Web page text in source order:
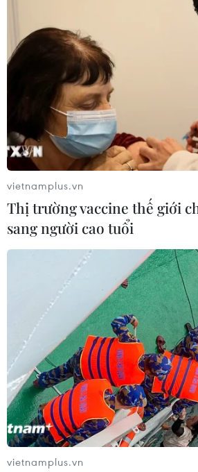
Giáo viên bạo hành: Yếu
thiếu lương tâm nghề
Trường học, nơi đáng ra phải là mái
nhưng lại trở thành nỗi ám ảnh đáng
là mẹ hiền, đã nghĩ ra rất nhiều hình
và tổn thương trẻ.
vietnamplus.vn
Thị trường vaccine thế giới
sang người cao tuổi
vietnamplus.vn